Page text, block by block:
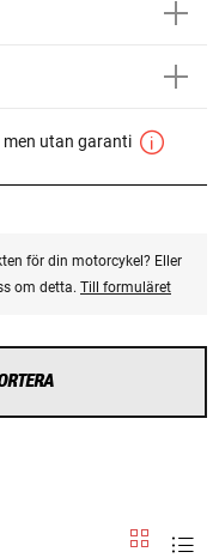
utan garanti
för din motorcykel? Eller
om detta. Till formuläret